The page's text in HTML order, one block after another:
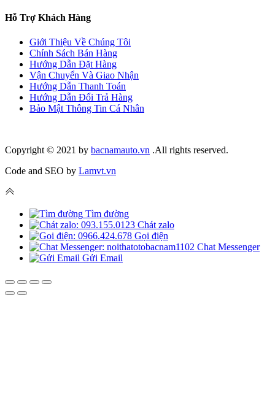
Hỗ Trợ Khách Hàng
Giới Thiệu Về Chúng Tôi
Chính Sách Bán Hàng
Hướng Dẫn Đặt Hàng
Vận Chuyển Và Giao Nhận
Hướng Dẫn Thanh Toán
Hướng Dẫn Đổi Trả Hàng
Bảo Mật Thông Tin Cá Nhân
Copyright © 2021 by bacnamauto.vn .All rights reserved.
Code and SEO by Lamvt.vn
Tìm đường
Chát zalo
Gọi điện
Chat Messenger
Gửi Email